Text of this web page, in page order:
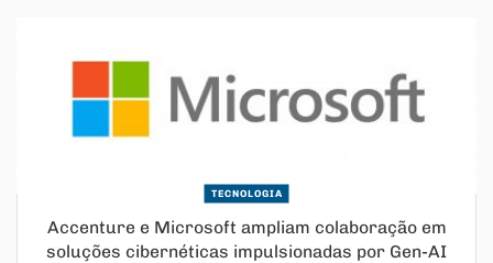
TECNOLOGIA
Accenture e Microsoft ampliam colaboração em
soluções cibernéticas impulsionadas por Gen-AI